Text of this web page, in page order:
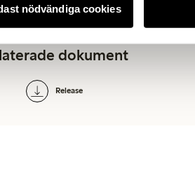
nödvändiga cookies
dokument
Release